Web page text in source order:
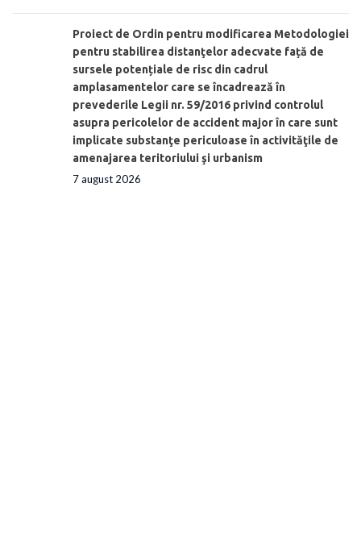
Proiect de Ordin pentru modificarea Metodologiei
pentru stabilirea distanţelor adecvate față de
sursele potențiale de risc din cadrul
amplasamentelor care se încadrează în
prevederile Legii nr. 59/2016 privind controlul
asupra pericolelor de accident major în care sunt
implicate substanţe periculoase în activităţile de
amenajarea teritoriului şi urbanism
7 august 2026